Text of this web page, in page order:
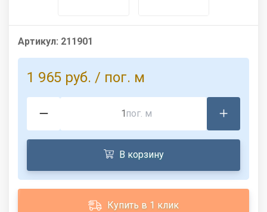
Артикул: 211901
1 965 руб. / пог. м
пог. м
В корзину
Купить в 1 клик